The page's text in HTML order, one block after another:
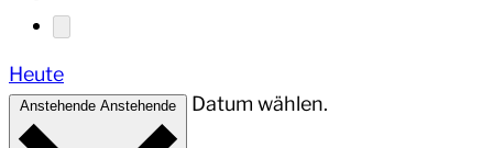
Heute
Anstehende Anstehende Datum wählen.